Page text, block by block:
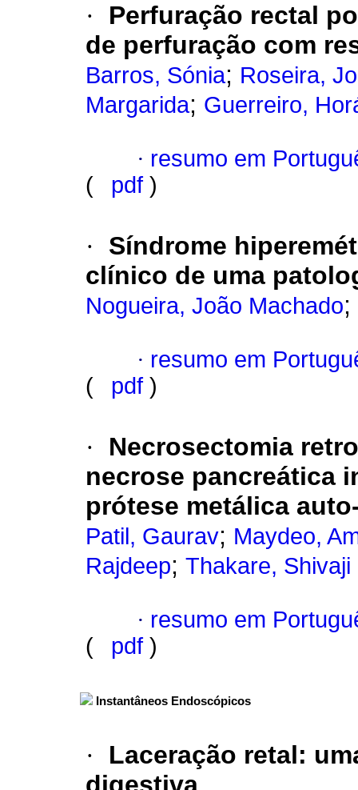
·
Perfuração rectal
de perfuração com
Barros, Sónia; Roseira,
Margarida; Guerreiro,
· resumo em
(
pdf )
·
Síndrome
clínico de uma
Nogueira, João Machado;
· resumo em
(
pdf )
·
Necrosectomia
necrose pancreática
prótese metálica
Patil, Gaurav; Maydeo,
Rajdeep; Thakare, Shivaji
· resumo em
(
pdf )
Instantâneos Endoscópicos
·
Laceração retal: